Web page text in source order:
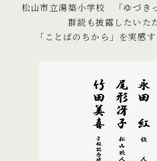
松山市立湯築小学校 「ゆづき
群読も披露したいた
「ことばのちから」を実感